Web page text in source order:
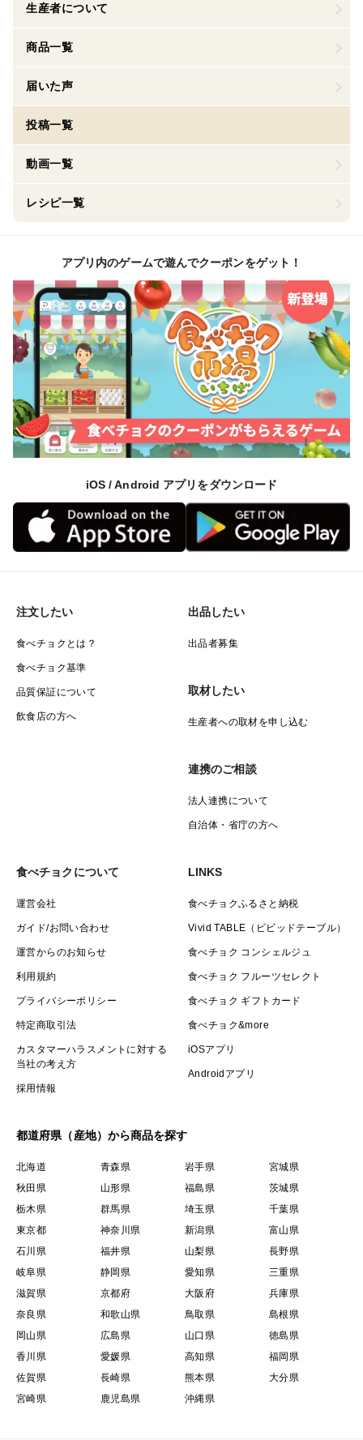
生産者について
商品一覧
届いた声
投稿一覧
動画一覧
レシピ一覧
アプリ内のゲームで遊んでクーポンをゲット！
iOS / Android アプリをダウンロード
注文したい
食べチョクとは？
食べチョク基準
品質保証について
飲食店の方へ
出品したい
出品者募集
取材したい
生産者への取材を申し込む
連携のご相談
法人連携について
自治体・省庁の方へ
食べチョクについて
運営会社
ガイド/お問い合わせ
運営からのお知らせ
利用規約
プライバシーポリシー
特定商取引法
カスタマーハラスメントに対する
当社の考え方
採用情報
LINKS
食べチョクふるさと納税
Vivid TABLE（ビビッドテーブル）
食べチョク コンシェルジュ
食べチョク フルーツセレクト
食べチョク ギフトカード
食べチョク&more
iOSアプリ
Androidアプリ
都道府県（産地）から商品を探す
北海道 青森県 岩手県
宮城県
秋田県
山形県 福島県
茨城県
栃木県
群馬県 埼玉県
千葉県
東京都
神奈川県 新潟県
富山県
石川県
福井県 山梨県
長野県
岐阜県
静岡県 愛知県
三重県
滋賀県
京都府 大阪府
兵庫県
奈良県
和歌山県 鳥取県
島根県
岡山県
広島県 山口県
徳島県
香川県
愛媛県 高知県
福岡県
佐賀県
長崎県 熊本県
大分県
宮崎県
鹿児島県 沖縄県